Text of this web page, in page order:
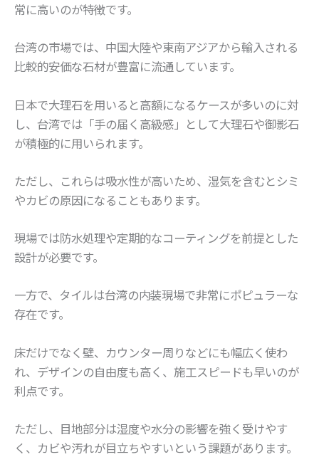
常に高いのが特徴です。
台湾の市場では、中国大陸や東南アジアから輸入される
比較的安価な石材が豊富に流通しています。
日本で大理石を用いると高額になるケースが多いのに対
し、台湾では「手の届く高級感」として大理石や御影石
が積極的に用いられます。
ただし、これらは吸水性が高いため、湿気を含むとシミ
やカビの原因になることもあります。
現場では防水処理や定期的なコーティングを前提とした
設計が必要です。
一方で、タイルは台湾の内装現場で非常にポピュラーな
存在です。
床だけでなく壁、カウンター周りなどにも幅広く使わ
れ、デザインの自由度も高く、施工スピードも早いのが
利点です。
ただし、目地部分は湿度や水分の影響を強く受けやす
く、カビや汚れが目立ちやすいという課題があります。